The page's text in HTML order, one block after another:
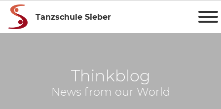
Tanzschule Sieber
Thinkblog
News from our World